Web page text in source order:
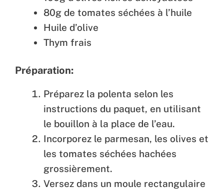
80g de tomates séchées à l’huile
Huile d’olive
Thym frais
Préparation:
Préparez la polenta selon les
instructions du paquet, en utilisant
le bouillon à la place de l’eau.
Incorporez le parmesan, les olives et
les tomates séchées hachées
grossièrement.
Versez dans un moule rectangulaire